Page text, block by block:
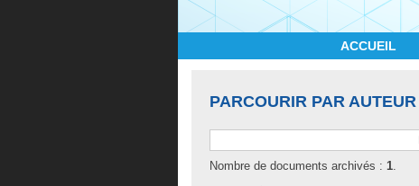
ACCUEIL
PARCOURIR PAR AUTEUR
Nombre de documents archivés : 1.